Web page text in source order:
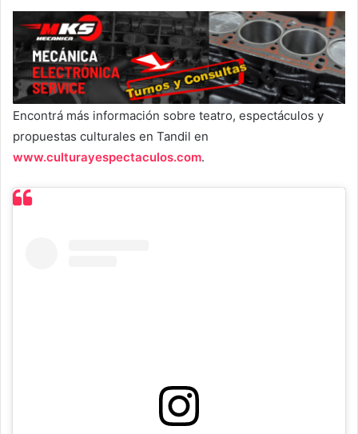
Encontrá más información sobre teatro, espectáculos y
propuestas culturales en Tandil en
www.culturayespectaculos.com.